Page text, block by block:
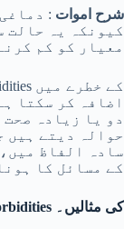
شرح اموات :
کیونکہ یہ حالت
معیار کو کم
اضافہ کر سکتا
حوالہ دیتے ہیں
سادہ الفاظ
کے مسائل کا
Comorbidities کی مثالیں۔